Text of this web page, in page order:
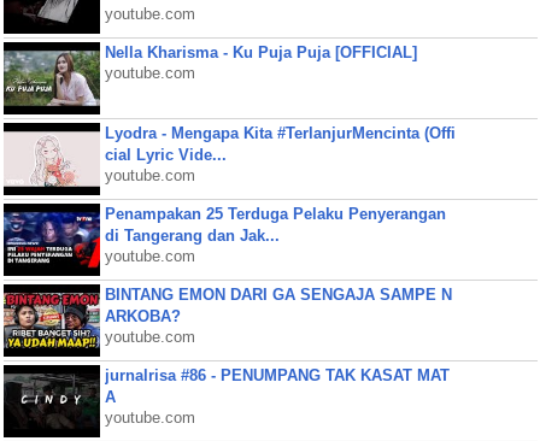
youtube.com
Nella Kharisma - Ku Puja Puja [OFFICIAL]
youtube.com
Lyodra - Mengapa Kita #TerlanjurMencinta (Offi
cial Lyric Vide...
youtube.com
Penampakan 25 Terduga Pelaku Penyerangan
di Tangerang dan Jak...
youtube.com
BINTANG EMON DARI GA SENGAJA SAMPE N
ARKOBA?
youtube.com
jurnalrisa #86 - PENUMPANG TAK KASAT MAT
A
youtube.com